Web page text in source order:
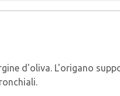
d'oliva. L'origano